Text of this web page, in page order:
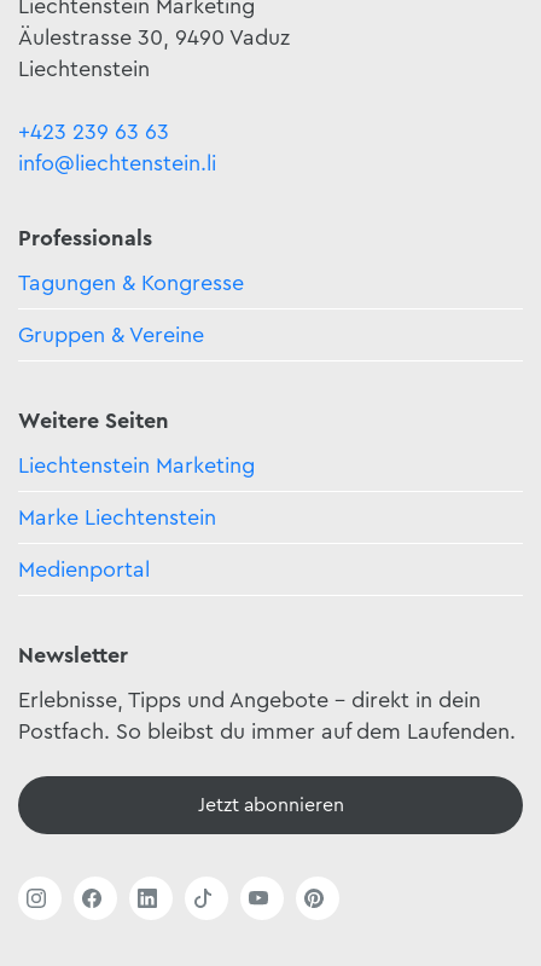
Liechtenstein Marketing
Äulestrasse 30, 9490 Vaduz
Liechtenstein
+423 239 63 63
info@liechtenstein.li
Professionals
Tagungen & Kongresse
Gruppen & Vereine
Weitere Seiten
Liechtenstein Marketing
Marke Liechtenstein
Medienportal
Newsletter
Erlebnisse, Tipps und Angebote – direkt in dein
Postfach. So bleibst du immer auf dem Laufenden.
Jetzt abonnieren